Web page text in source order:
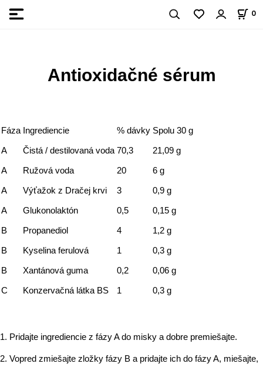
0
Antioxidačné sérum
Fáza Ingrediencie % dávky Spolu 30 g
A
Čistá / destilovaná voda 70,3
21,09 g
A
Ružová voda 20
6 g
A
Výťažok z Dračej krvi 3
0,9 g
A
Glukonolaktón 0,5
0,15 g
B
Propanediol 4
1,2 g
B
Kyselina ferulová 1
0,3 g
B
Xantánová guma 0,2
0,06 g
C
Konzervačná látka BS 1 0,3 g
1. Pridajte ingrediencie z fázy A do misky a dobre premiešajte.
2. Vopred zmiešajte zložky fázy B a pridajte ich do fázy A, miešajte,